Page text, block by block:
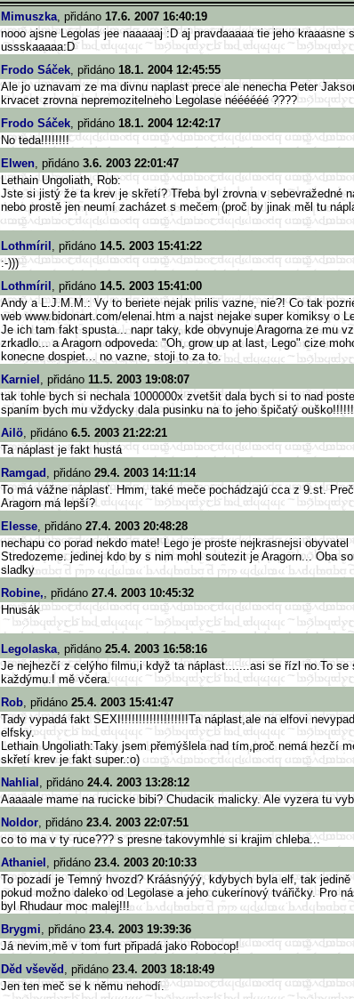
Mimuszka, přidáno 17.6. 2007 16:40:19
nooo ajsne Legolas jee naaaaaj :D aj pravdaaaaa tie jeho kraaasne
ussskaaaaa:D
Frodo Sáček, přidáno 18.1. 2004 12:45:55
Ale jo uznavam ze ma divnu naplast prece ale nenecha Peter
krvacet zrovna nepremozitelneho Legolase néééééé ????
Frodo Sáček, přidáno 18.1. 2004 12:42:17
No teda!!!!!!!!
Elwen, přidáno 3.6. 2003 22:01:47
Lethain Ungoliath, Rob:
Jste si jistý že ta krev je skřetí? Třeba byl zrovna v sebevražedné
nebo prostě jen neumí zacházet s mečem (proč by jinak měl tu
Lothmíril , přidáno 14.5. 2003 15:41:22
:-)))
Lothmíril , přidáno 14.5. 2003 15:41:00
Andy a L.J.M.M.: Vy to beriete nejak prilis vazne, nie?! Co tak
web www.bidonart.com/elenai.htm a najst nejake super komiksy o
Je ich tam fakt spusta... napr taky, kde obvynuje Aragorna ze mu
zrkadlo... a Aragorn odpoveda: "Oh, grow up at last, Lego" cize
konecne dospiet... no vazne, stoji to za to.
Karniel , přidáno 11.5. 2003 19:08:07
tak tohle bych si nechala 1000000x zvetšit dala bych si to nad
spaním bych mu vždycky dala pusinku na to jeho špičatý ouško!!!!!!
Ailö, přidáno 6.5. 2003 21:22:21
Ta náplast je fakt hustá
Ramgad , přidáno 29.4. 2003 14:11:14
To má vážne náplasť. Hmm, také meče pochádzajú cca z 9.st.
Aragorn má lepší?
Elesse, přidáno 27.4. 2003 20:48:28
nechapu co porad nekdo mate! Lego je proste nejkrasnejsi obyvatel
Stredozeme. jedinej kdo by s nim mohl soutezit je Aragorn... Oba
sladky
Robine,, přidáno 27.4. 2003 10:45:32
Hnusák
Legolaska, přidáno 25.4. 2003 16:58:16
Je nejhezčí z celýho filmu,i když ta náplast.......asi se řízl no.To se
každýmu.I mě včera.
Rob, přidáno 25.4. 2003 15:41:47
Tady vypadá fakt SEXI!!!!!!!!!!!!!!!!!!!Ta náplast,ale na elfovi
elfsky.
Lethain Ungoliath:Taky jsem přemýšlela nad tím,proč nemá hezčí
skřetí krev je fakt super.:o)
Nahlial , přidáno 24.4. 2003 13:28:12
Aaaaale mame na rucicke bibi? Chudacik malicky. Ale vyzera tu
Noldor, přidáno 23.4. 2003 22:07:51
co to ma v ty ruce??? s presne takovymhle si krajim chleba...
Athaniel , přidáno 23.4. 2003 20:10:33
To pozadí je Temný hvozd? Kráásnýýý, kdybych byla elf, tak jedině
pokud možno daleko od Legolase a jeho cukerínový tvářičky. Pro
byl Rhudaur moc malej!!!
Brygmi, přidáno 23.4. 2003 19:39:36
Já nevim,mě v tom furt připadá jako Robocop!
Děd vševěd , přidáno 23.4. 2003 18:18:49
Jen ten meč se k němu nehodí.